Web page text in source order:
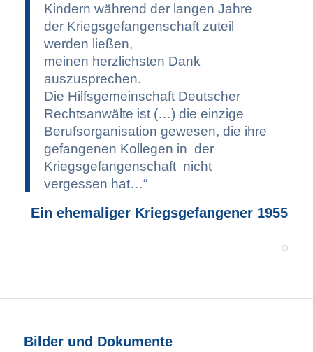
Kindern während der langen Jahre
der Kriegsgefangenschaft zuteil
werden ließen,
meinen herzlichsten Dank
auszusprechen.
Die Hilfsgemeinschaft Deutscher
Rechtsanwälte ist (…) die einzige
Berufsorganisation gewesen, die ihre
gefangenen Kollegen in der
Kriegsgefangenschaft nicht
vergessen hat…“
Ein ehemaliger Kriegsgefangener 1955
Bilder und Dokumente